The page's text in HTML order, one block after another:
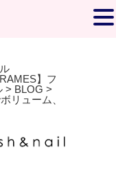
】フ
> BLOG >
リューム、